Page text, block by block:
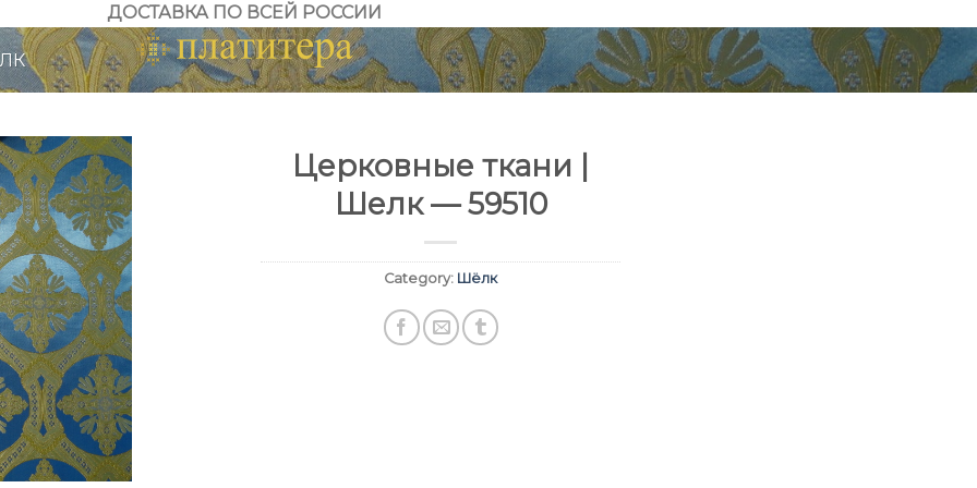
ДОСТАВКА ПО ВСЕЙ РОССИИ
Церковные ткани |
Шелк — 59510
Category: Шёлк